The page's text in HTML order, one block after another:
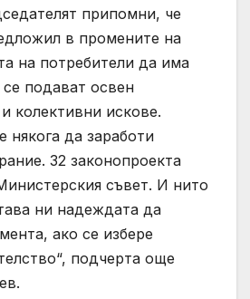
припомни, че
в промените на
на потребители да има
подават освен
колективни искове.
някога да заработи
32 законопроекта
съвет. И нито
ни надеждата да
ако се избере
подчерта още